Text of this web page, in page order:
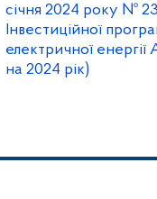
січня 2024 року №
Інвестиційної
електричної
на 2024 рік)